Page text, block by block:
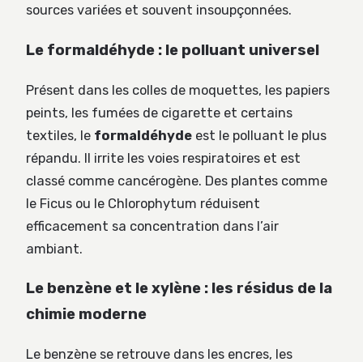
sources variées et souvent insoupçonnées.
Le formaldéhyde : le polluant universel
Présent dans les colles de moquettes, les papiers
peints, les fumées de cigarette et certains
textiles, le formaldéhyde est le polluant le plus
répandu. Il irrite les voies respiratoires et est
classé comme cancérogène. Des plantes comme
le Ficus ou le Chlorophytum réduisent
efficacement sa concentration dans l’air
ambiant.
Le benzène et le xylène : les résidus de la
chimie moderne
Le benzène se retrouve dans les encres, les